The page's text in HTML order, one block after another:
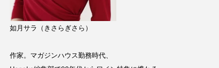
如月サラ（きさらぎさら）
作家。マガジンハウス勤務時代、